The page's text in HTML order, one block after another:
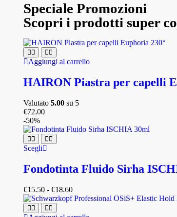
Speciale Promozioni
Scopri i prodotti super
Aggiungi al carrello
HAIRON Piastra per capelli
Valutato 5.00 su 5
€72.00
-50%
Scegli
Fondotinta Fluido Sirha
€15.50 - €18.60